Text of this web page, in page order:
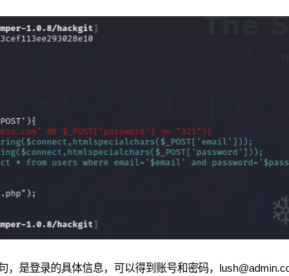
，是登录的具体信息，可以得到账号和密码，